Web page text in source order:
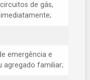
de gás,
emergência e
agregado familiar;